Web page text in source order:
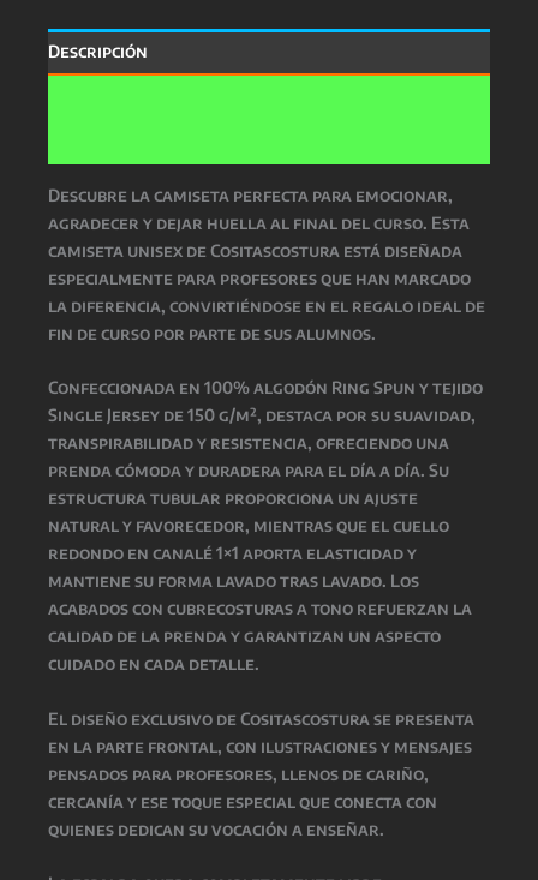
Descripción
Descubre la camiseta perfecta para emocionar,
agradecer y dejar huella al final del curso. Esta
camiseta unisex de Cositascostura está diseñada
especialmente para profesores que han marcado
la diferencia, convirtiéndose en el regalo ideal de
fin de curso por parte de sus alumnos.
Confeccionada en 100% algodón Ring Spun y tejido
Single Jersey de 150 g/m², destaca por su suavidad,
transpirabilidad y resistencia, ofreciendo una
prenda cómoda y duradera para el día a día. Su
estructura tubular proporciona un ajuste
natural y favorecedor, mientras que el cuello
redondo en canalé 1×1 aporta elasticidad y
mantiene su forma lavado tras lavado. Los
acabados con cubrecosturas a tono refuerzan la
calidad de la prenda y garantizan un aspecto
cuidado en cada detalle.
El diseño exclusivo de Cositascostura se presenta
en la parte frontal, con ilustraciones y mensajes
pensados para profesores, llenos de cariño,
cercanía y ese toque especial que conecta con
quienes dedican su vocación a enseñar.